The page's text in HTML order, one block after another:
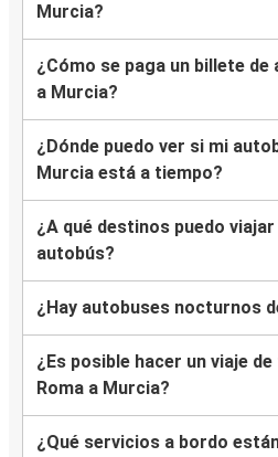
Murcia?
¿Cómo se paga un billete de
a Murcia?
¿Dónde puedo ver si mi
Murcia está a tiempo?
¿A qué destinos puedo
autobús?
¿Hay autobuses nocturnos
¿Es posible hacer un viaje
Roma a Murcia?
¿Qué servicios a bordo